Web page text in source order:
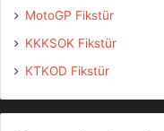
MotoGP Fikstür
KKKSOK Fikstür
KTKOD Fikstür